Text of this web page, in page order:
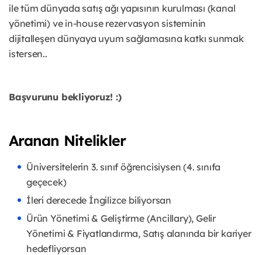
ile tüm dünyada satış ağı yapısının kurulması (kanal
yönetimi) ve in-house rezervasyon sisteminin
dijitalleşen dünyaya uyum sağlamasına katkı sunmak
istersen..
Başvurunu bekliyoruz! :)
Aranan Nitelikler
Üniversitelerin 3. sınıf öğrencisiysen (4. sınıfa
geçecek)
İleri derecede İngilizce biliyorsan
Ürün Yönetimi & Geliştirme (Ancillary), Gelir
Yönetimi & Fiyatlandırma, Satış alanında bir kariyer
hedefliyorsan